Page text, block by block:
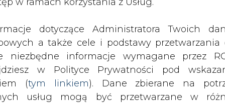
dotyczące Administratora Twoich
a także cele i podstawy przetwarzania
niezbędne informacje wymagane przez
w Polityce Prywatności pod
(tym linkiem). Dane zbierane na
usług mogą być przetwarzane w